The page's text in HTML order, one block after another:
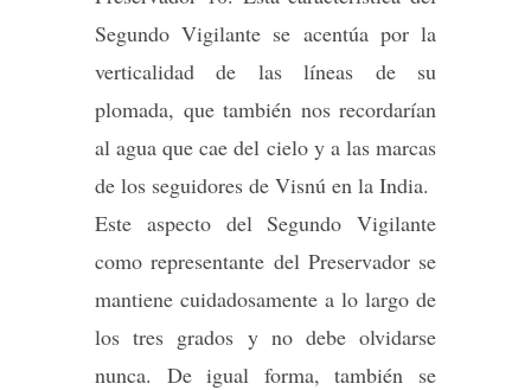
Segundo Vigilante se acentúa por la
verticalidad de las líneas de su
plomada, que también nos recordarían
al agua que cae del cielo y a las marcas
de los seguidores de Visnú en la India.
Este aspecto del Segundo Vigilante
como representante del Preservador se
mantiene cuidadosamente a lo largo de
los tres grados y no debe olvidarse
nunca. De igual forma, también se